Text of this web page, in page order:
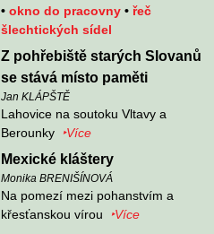
• okno do pracovny • řeč
šlechtických sídel
Z pohřebiště starých Slovanů
se stává místo paměti
Jan KLÁPŠTĚ
Lahovice na soutoku Vltavy a
Berounky
‣Více
Mexické kláštery
Monika BRENIŠÍNOVÁ
Na pomezí mezi pohanstvím a
křesťanskou vírou
‣Více